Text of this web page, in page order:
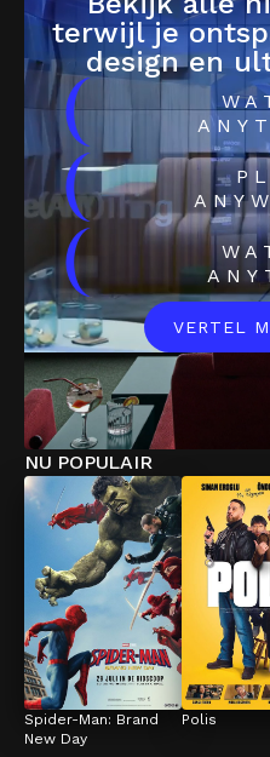
terwijl je
design en
(
(
(
VERTEL
NU POPULAIR
Spider-Man: Brand
New Day
Polis